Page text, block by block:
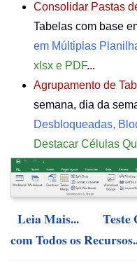
Consolidar Pastas
Tabelas com base
em Múltiplas
xlsx e PDF...
Agrupamento de
semana, dia da
Desbloqueadas,
Destacar Células
Leia Mais...
Teste
com Todos os